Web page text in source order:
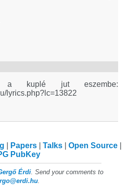
kuplé jut eszembe:
lyrics.php?lc=13822
Papers Talks
Open Source
PubKey
Érdi. Send your comments to
.